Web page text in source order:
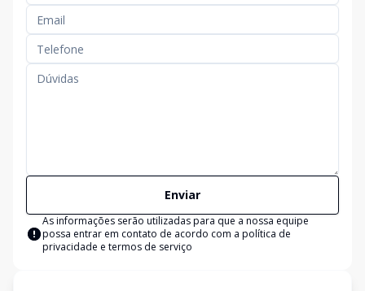
Enviar
As informações serão utilizadas para que a nossa equipe
possa entrar em contato de acordo com a política de
privacidade e termos de serviço